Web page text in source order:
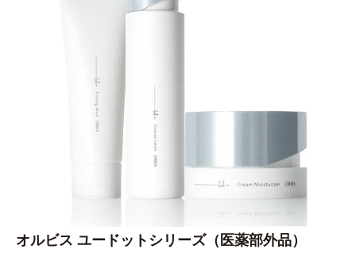
オルビス ユードットシリーズ（医薬部外品）